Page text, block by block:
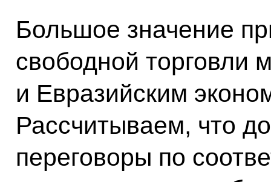
Большое значение
свободной торговли
и Евразийским
Рассчитываем, что
переговоры по